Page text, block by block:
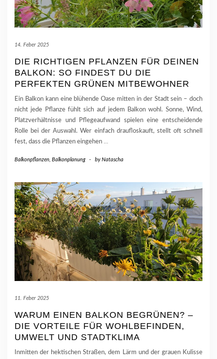
14. Feber 2025
DIE RICHTIGEN PFLANZEN FÜR DEINEN
BALKON: SO FINDEST DU DIE
PERFEKTEN GRÜNEN MITBEWOHNER
Ein Balkon kann eine blühende Oase mitten in der Stadt sein – doch
nicht jede Pflanze fühlt sich auf jedem Balkon wohl. Sonne, Wind,
Platzverhältnisse und Pflegeaufwand spielen eine entscheidende
Rolle bei der Auswahl. Wer einfach draufloskauft, stellt oft schnell
fest, dass die Pflanzen eingehen …
Balkonpflanzen Balkonplanung - byNatascha
11. Feber 2025
WARUM EINEN BALKON BEGRÜNEN? –
DIE VORTEILE FÜR WOHLBEFINDEN,
UMWELT UND STADTKLIMA
Inmitten der hektischen Straßen, dem Lärm und der grauen Kulisse